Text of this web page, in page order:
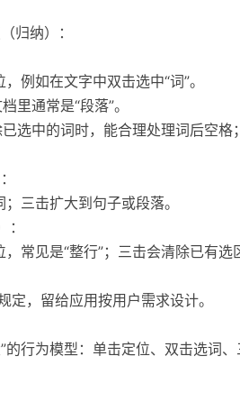
归纳）：
例如在文字中双击选中“词”。
里通常是“段落”。
选中的词时，能合理处理词后空
三击扩大到句子或段落。
常见是“整行”；三击会清除已有选
，留给应用按用户需求设计。
的行为模型：单击定位、双击选词